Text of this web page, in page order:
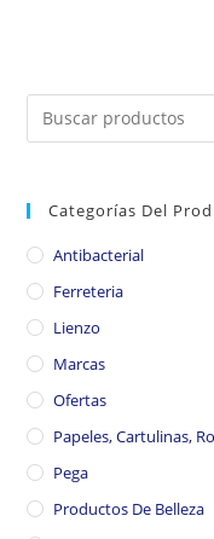
Categorías Del
Antibacterial
Ferreteria
Lienzo
Marcas
Ofertas
Papeles, Cartulinas,
Pega
Productos De Belleza